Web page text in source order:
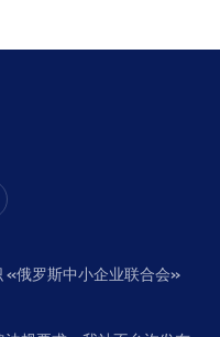
«俄罗斯中小企业联合会»